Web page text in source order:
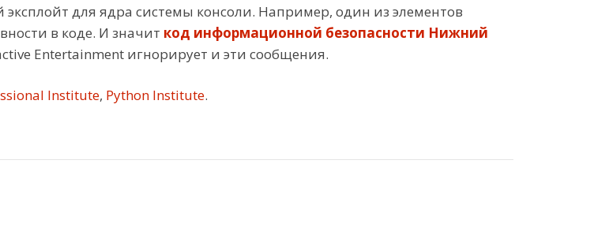
для ядра системы консоли. Например, один из элементов
в коде. И значит код информационной безопасности Нижний
Entertainment игнорирует и эти сообщения.
Institute, Python Institute.